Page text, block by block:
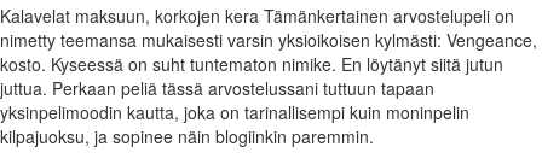
Kalavelat maksuun, korkojen kera Tämänkertainen arvostelupeli on
nimetty teemansa mukaisesti varsin yksioikoisen kylmästi: Vengeance,
kosto. Kyseessä on suht tuntematon nimike. En löytänyt siitä jutun
juttua. Perkaan peliä tässä arvostelussani tuttuun tapaan
yksinpelimoodin kautta, joka on tarinallisempi kuin moninpelin
kilpajuoksu, ja sopinee näin blogiinkin paremmin.